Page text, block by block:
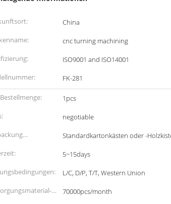
China
cnc turning machining
ISO9001 and ISO14001
FK-281
1pcs
negotiable
Standardkartonkästen oder -
5~15days
L/C, D/P, T/T, Western Union
70000pcs/month